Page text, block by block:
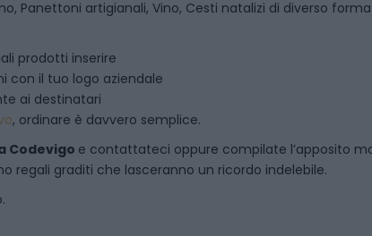
Panettoni artigianali, Vino, Cesti natalizi di diverso
prodotti inserire
con il tuo logo aziendale
ai destinatari
, ordinare è davvero semplice.
Codevigo e contattateci oppure compilate l’apposito
regali graditi che lasceranno un ricordo indelebile.